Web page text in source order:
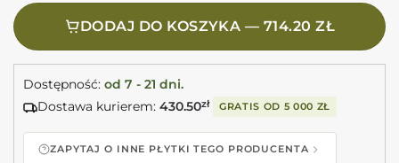
DODAJ DO KOSZYKA — 714.20 ZŁ
Dostępność: od 7 - 21 dni.
Dostawa kurierem: 430.50zł GRATIS OD 5 000 ZŁ
ZAPYTAJ O INNE PŁYTKI TEGO PRODUCENTA